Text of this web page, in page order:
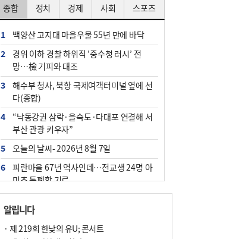
[근교산&그너머] <1345> 전북 순창 아
2023/08/23
종합 정치 경제 사회 스포츠
1
백양산 고지대 마을우물 55년 만에 바닥
2
경위 이하 경찰 하위직 ‘중수청 러시’ 전
망…檢 기피와 대조
3
해수부 청사, 북항 국제여객터미널 옆에 선
다(종합)
4
“낙동강권 삼락·을숙도·다대포 연결해 서
부산 관광 키우자”
5
오늘의 날씨- 2026년 8월 7일
6
피란마을 67년 역사인데…전교생 24명 아
미초 통폐합 기로
수도 도약의 전환점
부울경 주말부터 비소식…‘극한 폭염’ 한풀
알립니다
· 제 219회 한낮의 유U; 콘서트